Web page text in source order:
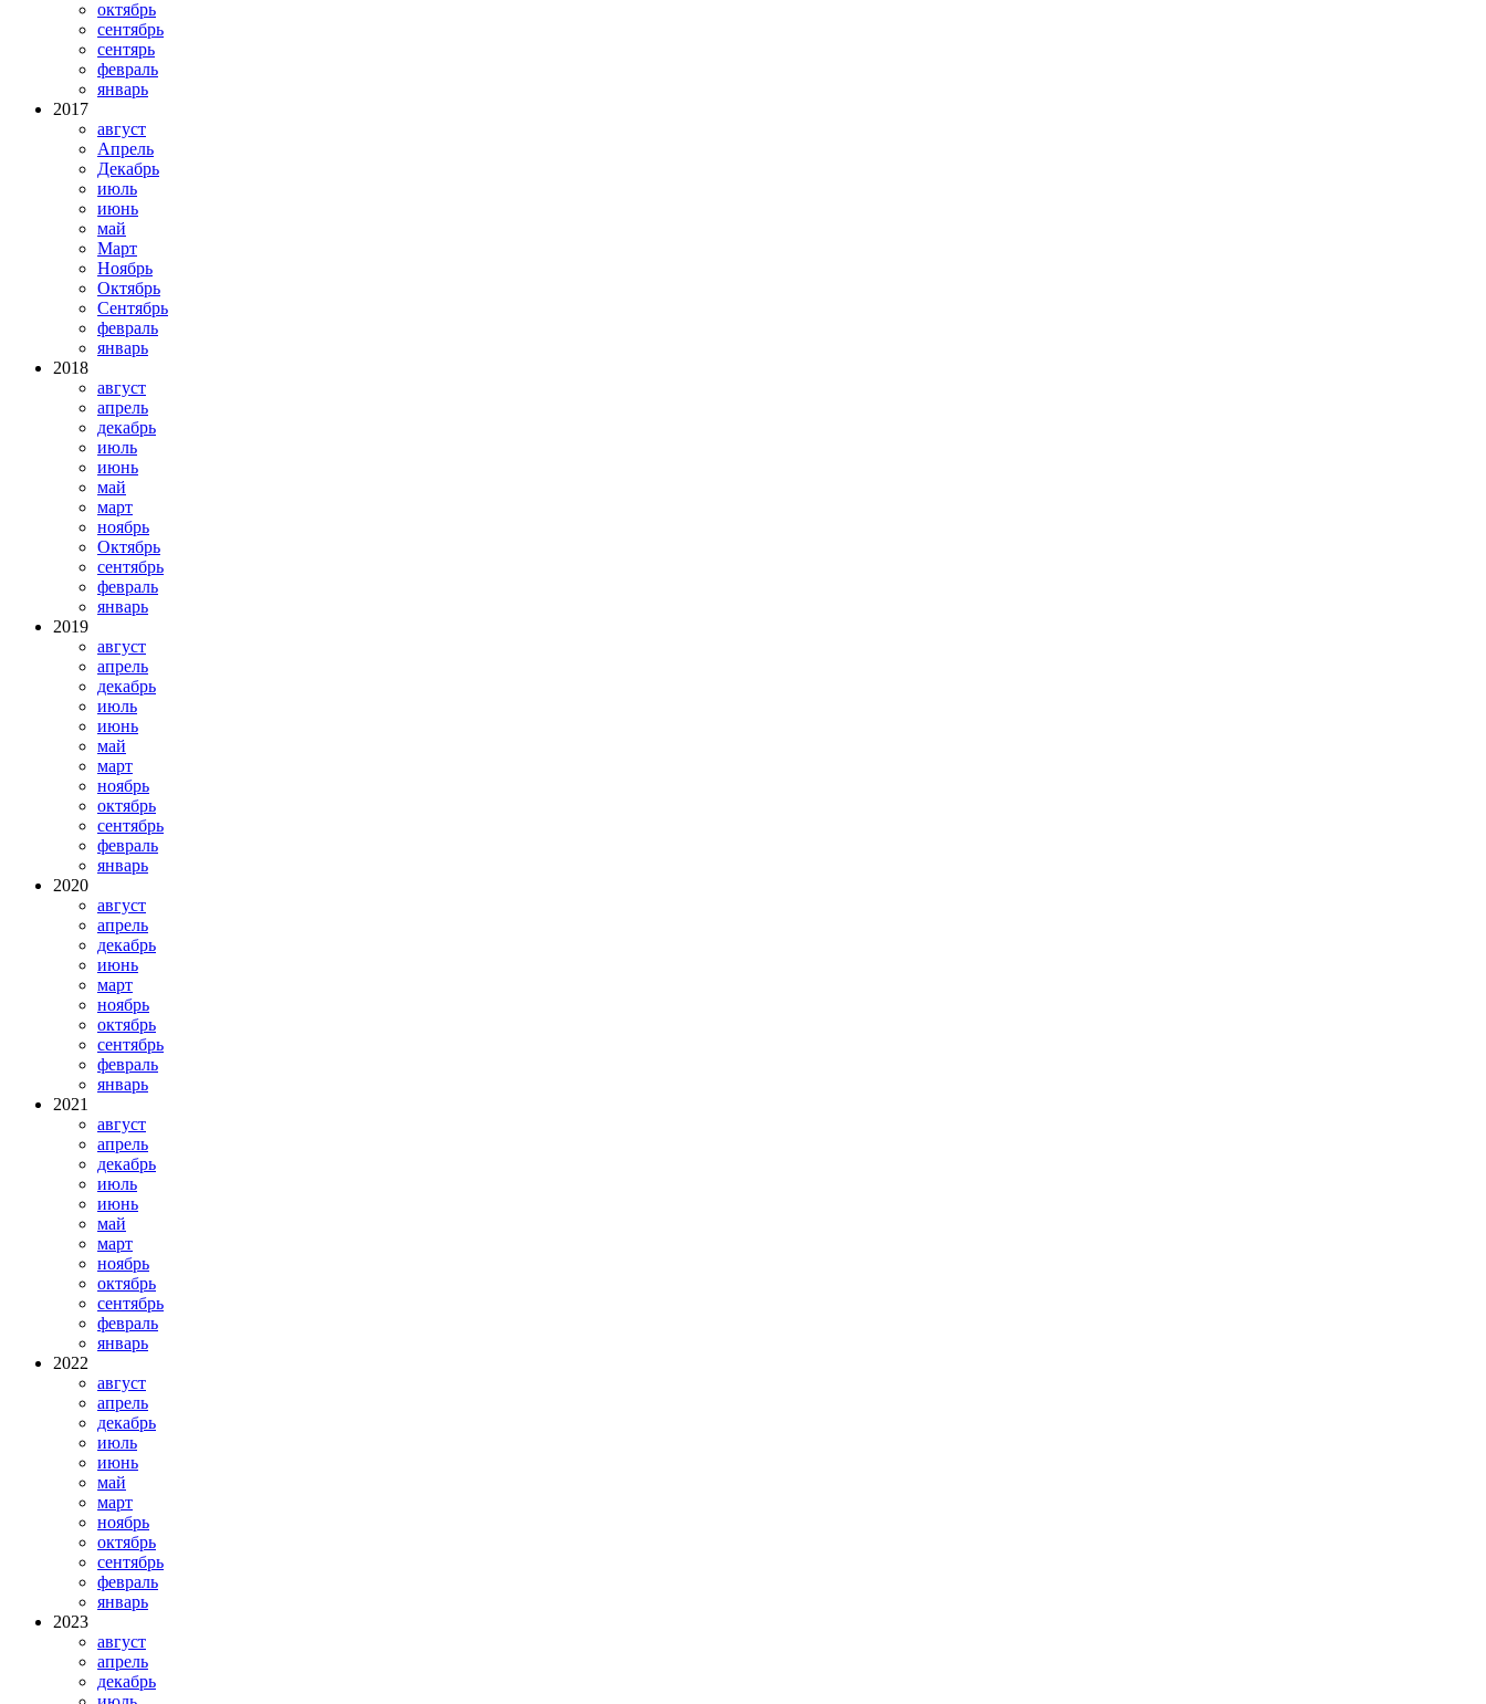
октябрь
сентябрь
сентярь
февраль
январь
2017
август
Апрель
Декабрь
июль
июнь
май
Март
Ноябрь
Октябрь
Сентябрь
февраль
январь
2018
август
апрель
декабрь
июль
июнь
май
март
ноябрь
Октябрь
сентябрь
февраль
январь
2019
август
апрель
декабрь
июль
июнь
май
март
ноябрь
октябрь
сентябрь
февраль
январь
2020
август
апрель
декабрь
июнь
март
ноябрь
октябрь
сентябрь
февраль
январь
2021
август
апрель
декабрь
июль
июнь
май
март
ноябрь
октябрь
сентябрь
февраль
январь
2022
август
апрель
декабрь
июль
июнь
май
март
ноябрь
октябрь
сентябрь
февраль
январь
2023
август
апрель
декабрь